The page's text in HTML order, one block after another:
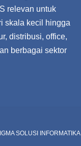
relevan untuk
skala kecil hingga
distribusi, office,
berbagai sektor
SOLUSI INFORMATIKA